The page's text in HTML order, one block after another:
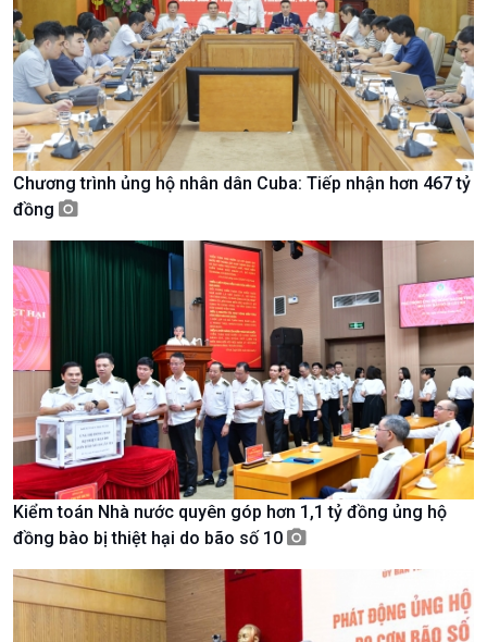
Giới thiệu
Thời sự
Thời sự 6h
Thời sự 12h
Thời sự 18h
Thời sự 21h30
Bản tin
Chuyên mục
Chính trị
Tin Chính trị
Chính phủ với người dân
Quốc hội với cử tri
Xây dựng đảng
Đảng trong cuộc sống
Nhận diện sự thật
Pháp luật và đời sống
Thế giới
Tin thế giới
Vấn đề quốc tế
Hồ sơ sự kiện quốc tế
Thế giới & Việt Nam
Biên cương - Một dải vững
bền
Chương trình ủng hộ nhân dân Cuba: Tiếp nhận hơn 467 tỷ
đồng
Kiểm toán Nhà nước quyên góp hơn 1,1 tỷ đồng ủng hộ
đồng bào bị thiệt hại do bão số 10